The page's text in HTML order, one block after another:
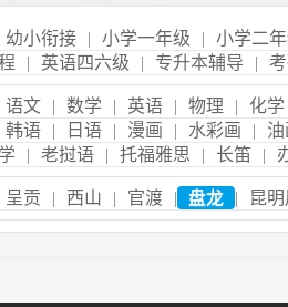
幼小衔接 | 小学一年级 | 小学二
| 英语四六级 | 专升本辅导 |
语文 | 数学 | 英语 | 物理 | 化学
韩语 | 日语 | 漫画 | 水彩画 | 油
| 老挝语 | 托福雅思 | 长笛 |
呈贡 | 西山 | 官渡 | 盘龙 | 昆